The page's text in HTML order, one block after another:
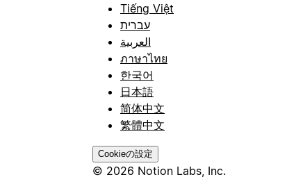
Tiếng Việt
עברית
العربية
ภาษาไทย
한국어
日本語
简体中文
繁體中文
Cookieの設定
© 2026 Notion Labs, Inc.